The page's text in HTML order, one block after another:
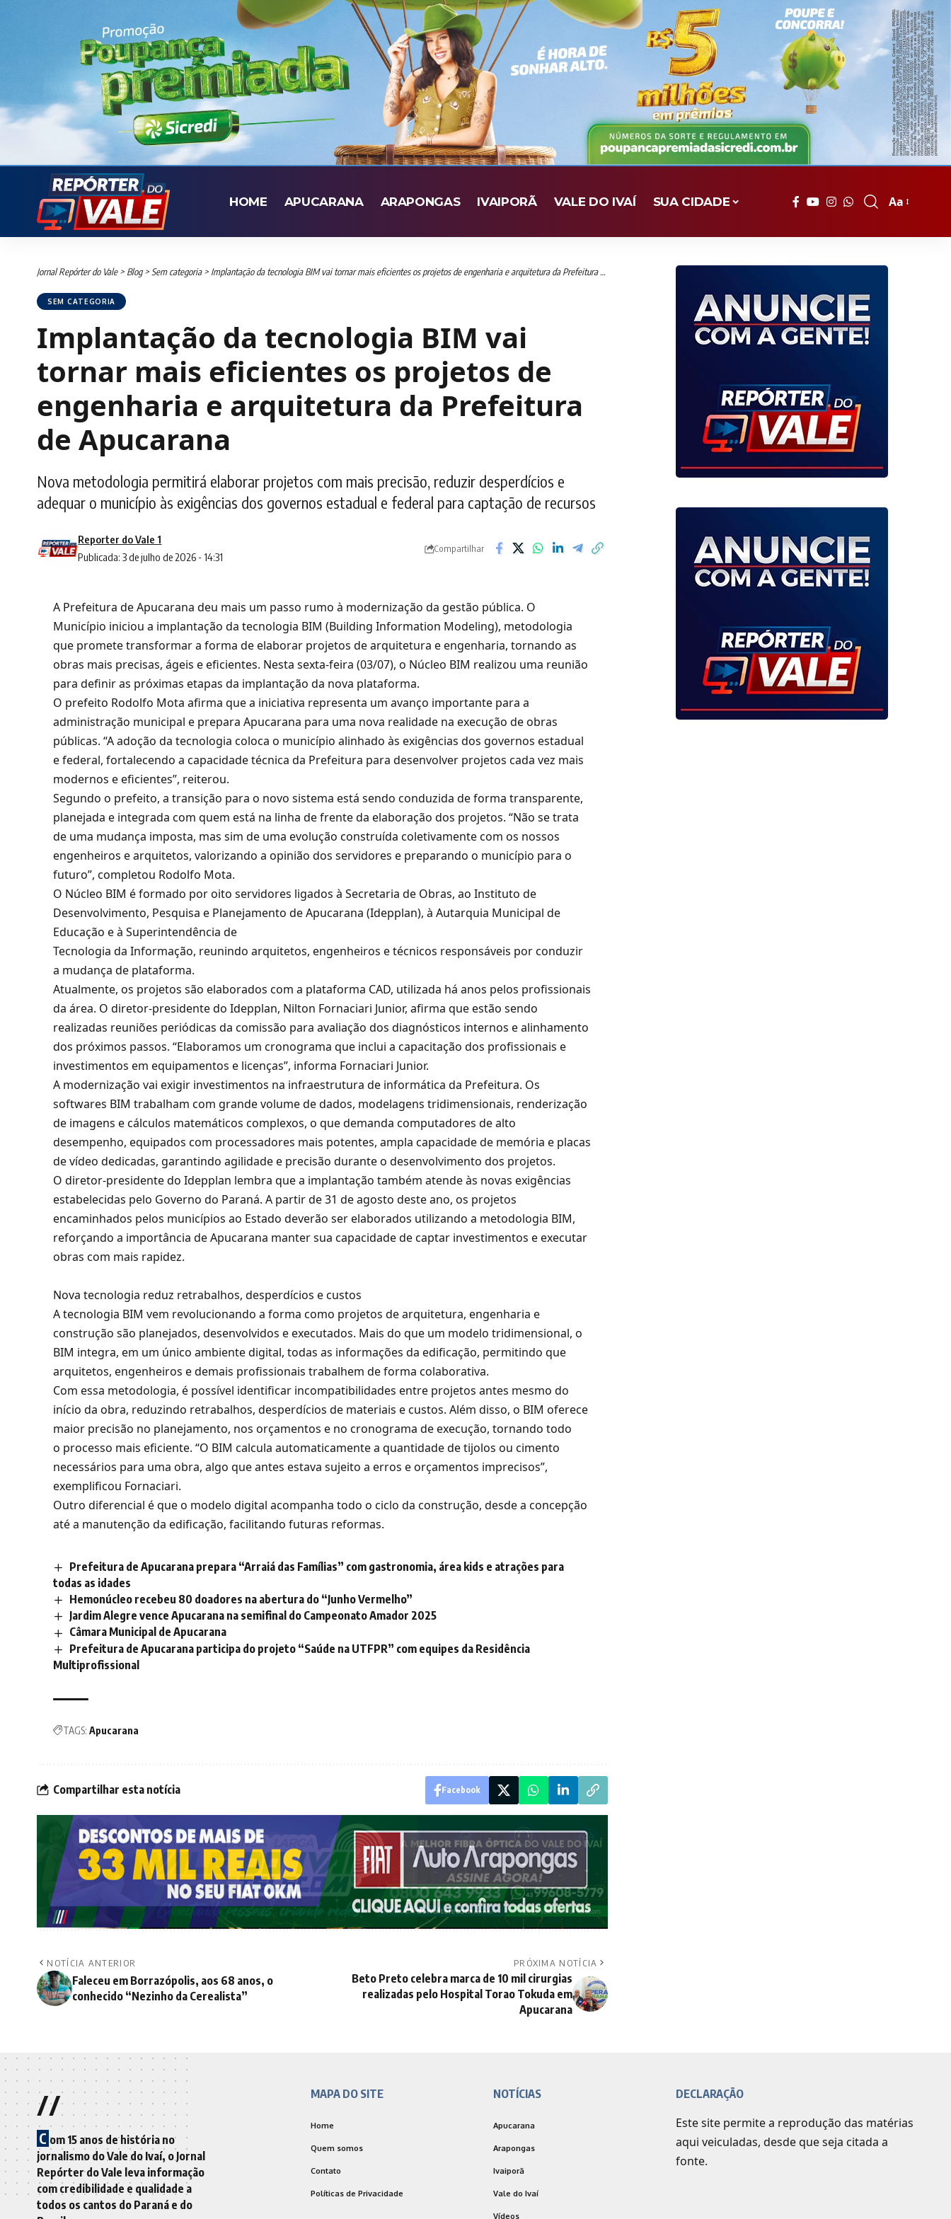
HOME APUCARANA ARAPONGAS IVAIPORÃ VALE DO IVAÍ SUA CIDADE
Font
Aa
Jornal Repórter do Vale> Blog> Sem categoria> Implantação da tecnologia BIM vai tornar mais eficientes os projetos de engenharia e arquitetura da Prefeitura de Apucarana
SEM CATEGORIA
Implantação da tecnologia BIM vai
tornar mais eficientes os projetos de
engenharia e arquitetura da Prefeitura
de Apucarana
Nova metodologia permitirá elaborar projetos com mais precisão, reduzir desperdícios e
adequar o município às exigências dos governos estadual e federal para captação de recursos
Publicada: 3 de julho de 2026 - 14:31
Reporter do Vale 1
Compartilhar
A Prefeitura de Apucarana deu mais um passo rumo à modernização da gestão pública. O
Município iniciou a implantação da tecnologia BIM (Building Information Modeling), metodologia
que promete transformar a forma de elaborar projetos de arquitetura e engenharia, tornando as
obras mais precisas, ágeis e eficientes. Nesta sexta-feira (03/07), o Núcleo BIM realizou uma reunião
para definir as próximas etapas da implantação da nova plataforma.
O prefeito Rodolfo Mota afirma que a iniciativa representa um avanço importante para a
administração municipal e prepara Apucarana para uma nova realidade na execução de obras
públicas. “A adoção da tecnologia coloca o município alinhado às exigências dos governos estadual
e federal, fortalecendo a capacidade técnica da Prefeitura para desenvolver projetos cada vez mais
modernos e eficientes”, reiterou.
Segundo o prefeito, a transição para o novo sistema está sendo conduzida de forma transparente,
planejada e integrada com quem está na linha de frente da elaboração dos projetos. “Não se trata
de uma mudança imposta, mas sim de uma evolução construída coletivamente com os nossos
engenheiros e arquitetos, valorizando a opinião dos servidores e preparando o município para o
futuro”, completou Rodolfo Mota.
O Núcleo BIM é formado por oito servidores ligados à Secretaria de Obras, ao Instituto de
Desenvolvimento, Pesquisa e Planejamento de Apucarana (Idepplan), à Autarquia Municipal de
Educação e à Superintendência de
Tecnologia da Informação, reunindo arquitetos, engenheiros e técnicos responsáveis por conduzir
a mudança de plataforma.
Atualmente, os projetos são elaborados com a plataforma CAD, utilizada há anos pelos profissionais
da área. O diretor-presidente do Idepplan, Nilton Fornaciari Junior, afirma que estão sendo
realizadas reuniões periódicas da comissão para avaliação dos diagnósticos internos e alinhamento
dos próximos passos. “Elaboramos um cronograma que inclui a capacitação dos profissionais e
investimentos em equipamentos e licenças”, informa Fornaciari Junior.
A modernização vai exigir investimentos na infraestrutura de informática da Prefeitura. Os
softwares BIM trabalham com grande volume de dados, modelagens tridimensionais, renderização
de imagens e cálculos matemáticos complexos, o que demanda computadores de alto
desempenho, equipados com processadores mais potentes, ampla capacidade de memória e placas
de vídeo dedicadas, garantindo agilidade e precisão durante o desenvolvimento dos projetos.
O diretor-presidente do Idepplan lembra que a implantação também atende às novas exigências
estabelecidas pelo Governo do Paraná. A partir de 31 de agosto deste ano, os projetos
encaminhados pelos municípios ao Estado deverão ser elaborados utilizando a metodologia BIM,
reforçando a importância de Apucarana manter sua capacidade de captar investimentos e executar
obras com mais rapidez.
Nova tecnologia reduz retrabalhos, desperdícios e custos
A tecnologia BIM vem revolucionando a forma como projetos de arquitetura, engenharia e
construção são planejados, desenvolvidos e executados. Mais do que um modelo tridimensional, o
BIM integra, em um único ambiente digital, todas as informações da edificação, permitindo que
arquitetos, engenheiros e demais profissionais trabalhem de forma colaborativa.
Com essa metodologia, é possível identificar incompatibilidades entre projetos antes mesmo do
início da obra, reduzindo retrabalhos, desperdícios de materiais e custos. Além disso, o BIM oferece
maior precisão no planejamento, nos orçamentos e no cronograma de execução, tornando todo
o processo mais eficiente. “O BIM calcula automaticamente a quantidade de tijolos ou cimento
necessários para uma obra, algo que antes estava sujeito a erros e orçamentos imprecisos”,
exemplificou Fornaciari.
Outro diferencial é que o modelo digital acompanha todo o ciclo da construção, desde a concepção
até a manutenção da edificação, facilitando futuras reformas.
Prefeitura de Apucarana prepara “Arraiá das Famílias” com gastronomia, área kids e atrações para
todas as idades
Hemonúcleo recebeu 80 doadores na abertura do “Junho Vermelho”
Jardim Alegre vence Apucarana na semifinal do Campeonato Amador 2025
Câmara Municipal de Apucarana
Prefeitura de Apucarana participa do projeto “Saúde na UTFPR” com equipes da Residência
Multiprofissional
TAGS: Apucarana
Compartilhar esta notícia Facebook
NOTÍCIA ANTERIOR
Faleceu em Borrazópolis, aos 68 anos, o
conhecido “Nezinho da Cerealista”
PRÓXIMA NOTÍCIA
Beto Preto celebra marca de 10 mil cirurgias
realizadas pelo Hospital Torao Tokuda em
Apucarana
//
C om 15 anos de história no
jornalismo do Vale do Ivaí, o Jornal
Repórter do Vale leva informação
com credibilidade e qualidade a
todos os cantos do Paraná e do
MAPA DO SITE
Home
Quem somos
Contato
Políticas de Privacidade
NOTÍCIAS
Apucarana
Arapongas
Ivaiporã
Vale do Ivaí
Vídeos
DECLARAÇÃO
Este site permite a reprodução das matérias
aqui veiculadas, desde que seja citada a
fonte.